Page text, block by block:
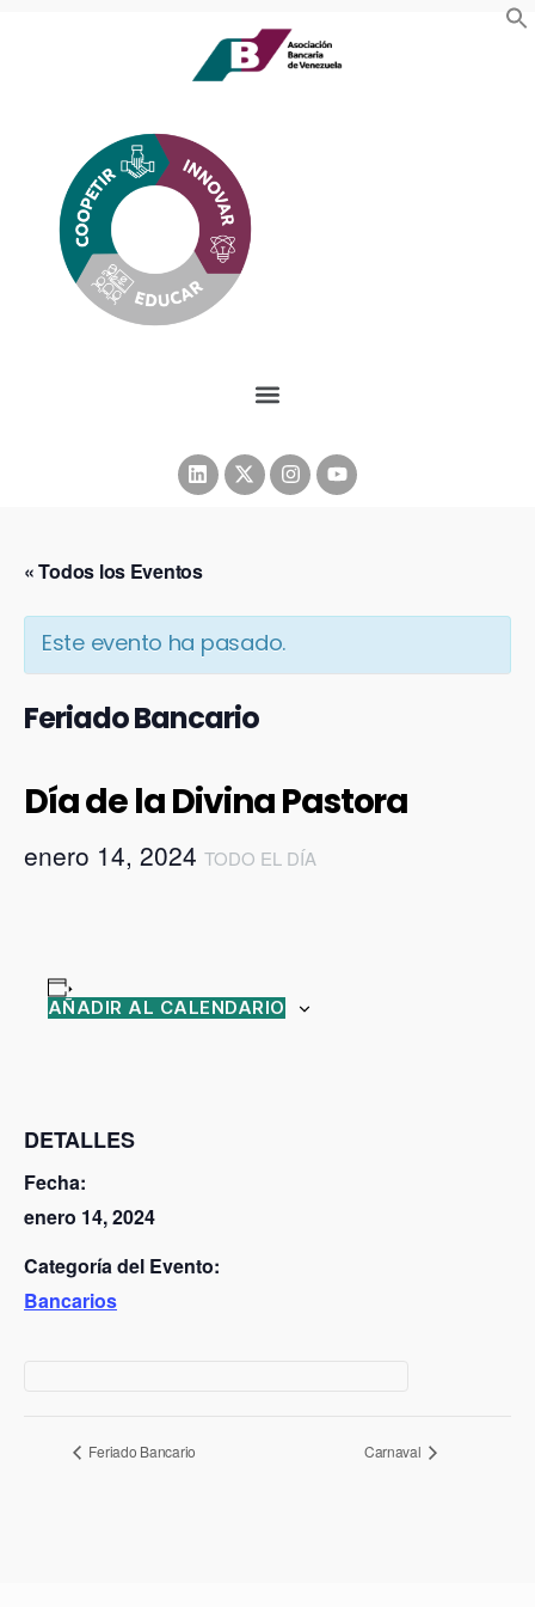
« Todos los Eventos
Este evento ha pasado.
Feriado Bancario
Día de la Divina Pastora
enero 14, 2024 TODO EL DÍA
AÑADIR AL CALENDARIO
DETALLES
Fecha:
enero 14, 2024
Categoría del Evento:
Bancarios
Feriado Bancario Carnaval